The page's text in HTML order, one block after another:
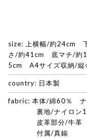
size: 上横幅/約24cm
さ/約41cm 底マチ/約
5cm A4サイズ収納/縦
country: 日本製
fabric: 本体/綿60％ ナ
裏地/ナイロン
皮革部分/牛革
付属/真鍮